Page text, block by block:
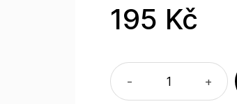
do koupele a mýdlové růže. Vyrobeno v PRC. pro německou
Název výrobce:
195 Kč
- +